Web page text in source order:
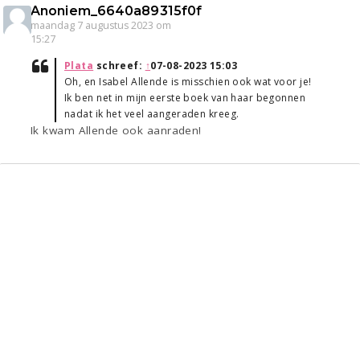
Anoniem_6640a89315f0f
maandag 7 augustus 2023 om
15:27
Plata schreef: ↑07-08-2023 15:03
Oh, en Isabel Allende is misschien ook wat voor je!
Ik ben net in mijn eerste boek van haar begonnen
nadat ik het veel aangeraden kreeg.
Ik kwam Allende ook aanraden!